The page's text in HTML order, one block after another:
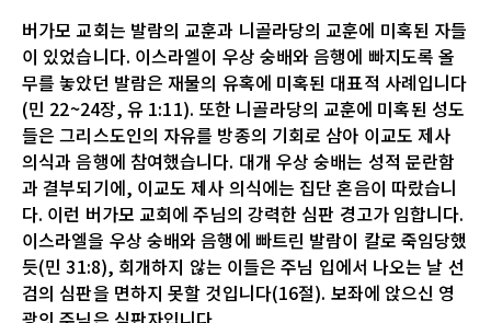
버가모 교회는 발람의 교훈과 니골라당의 교훈에 미혹된 자들
이 있었습니다. 이스라엘이 우상 숭배와 음행에 빠지도록 올
무를 놓았던 발람은 재물의 유혹에 미혹된 대표적 사례입니다
(민 22~24장, 유 1:11). 또한 니골라당의 교훈에 미혹된 성도
들은 그리스도인의 자유를 방종의 기회로 삼아 이교도 제사
의식과 음행에 참여했습니다. 대개 우상 숭배는 성적 문란함
과 결부되기에, 이교도 제사 의식에는 집단 혼음이 따랐습니
다. 이런 버가모 교회에 주님의 강력한 심판 경고가 임합니다.
이스라엘을 우상 숭배와 음행에 빠트린 발람이 칼로 죽임당했
듯(민 31:8), 회개하지 않는 이들은 주님 입에서 나오는 날 선
검의 심판을 면하지 못할 것입니다(16절). 보좌에 앉으신 영